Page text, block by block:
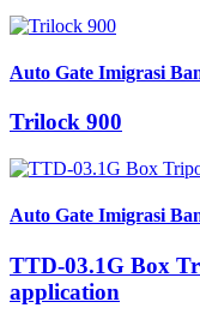
Auto Gate Imigrasi
Trilock 900
Auto Gate Imigrasi
TTD-03.1G Box
application